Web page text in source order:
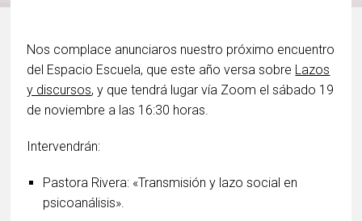
Nos complace anunciaros nuestro próximo encuentro
del Espacio Escuela, que este año versa sobre Lazos
y discursos, y que tendrá lugar vía Zoom el sábado 19
de noviembre a las 16:30 horas.
Intervendrán:
Pastora Rivera: «Transmisión y lazo social en
psicoanálisis».